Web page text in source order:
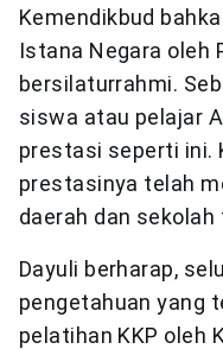
Kemendikbud
Istana Negara oleh
bersilaturrahmi.
siswa atau pelajar
prestasi seperti ini.
prestasinya telah
daerah dan sekolah
Dayuli berharap,
pengetahuan yang
pelatihan KKP oleh